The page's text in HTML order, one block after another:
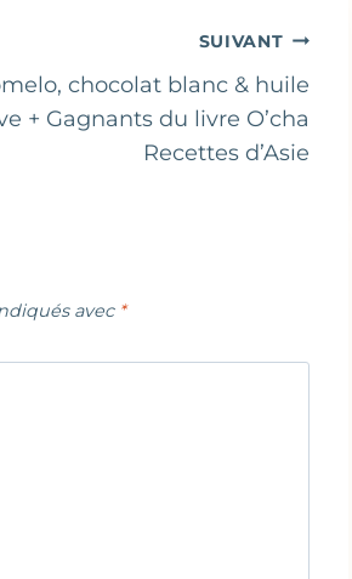
SUIVANT
chocolat blanc & huile
+ Gagnants du livre O’cha
Recettes d’Asie
avec *